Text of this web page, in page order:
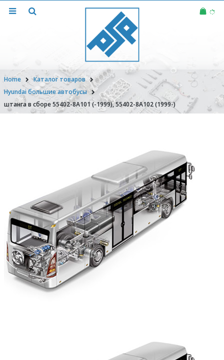
Home
Каталог товаров
Hyundai большие автобусы
штанга в сборе 55402-8A101 (-1999), 55402-8A102 (1999-)